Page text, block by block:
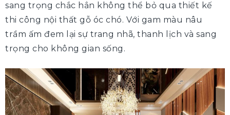
sang trọng chắc hẳn không thể bỏ qua thiết kế
thi công nội thất gỗ óc chó. Với gam màu nâu
trầm ấm đem lại sự trang nhã, thanh lịch và sang
trọng cho không gian sống.